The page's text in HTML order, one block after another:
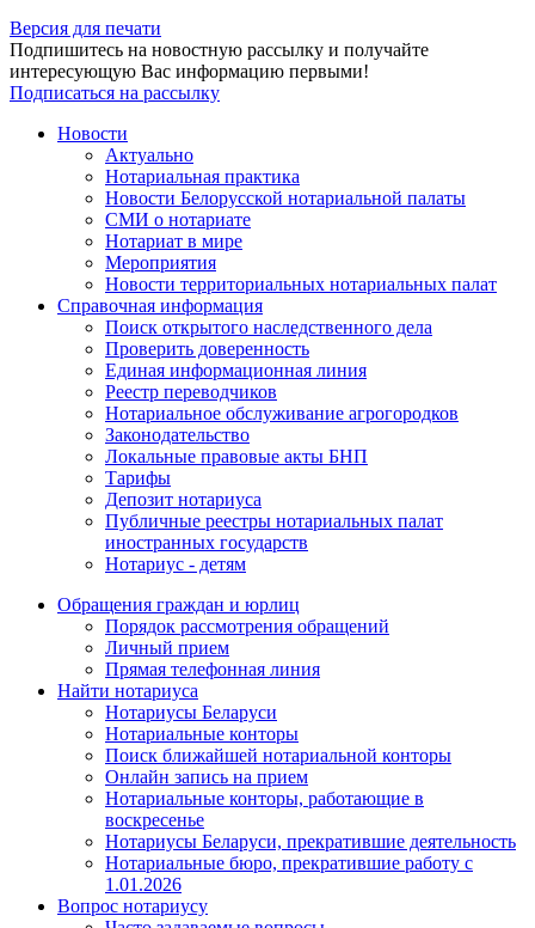
Версия для печати
Подпишитесь на новостную рассылку и получайте
интересующую Вас информацию первыми!
Подписаться на рассылку
Новости
Актуально
Нотариальная практика
Новости Белорусской нотариальной палаты
СМИ о нотариате
Нотариат в мире
Мероприятия
Новости территориальных нотариальных палат
Справочная информация
Поиск открытого наследственного дела
Проверить доверенность
Единая информационная линия
Реестр переводчиков
Нотариальное обслуживание агрогородков
Законодательство
Локальные правовые акты БНП
Тарифы
Депозит нотариуса
Публичные реестры нотариальных палат
иностранных государств
Нотариус - детям
Обращения граждан и юрлиц
Порядок рассмотрения обращений
Личный прием
Прямая телефонная линия
Найти нотариуса
Нотариусы Беларуси
Нотариальные конторы
Поиск ближайшей нотариальной конторы
Онлайн запись на прием
Нотариальные конторы, работающие в
воскресенье
Нотариусы Беларуси, прекратившие деятельность
Нотариальные бюро, прекратившие работу с
1.01.2026
Вопрос нотариусу